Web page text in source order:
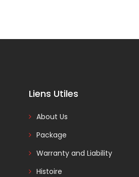
Liens Utiles
About Us
Package
Warranty and Liability
Histoire